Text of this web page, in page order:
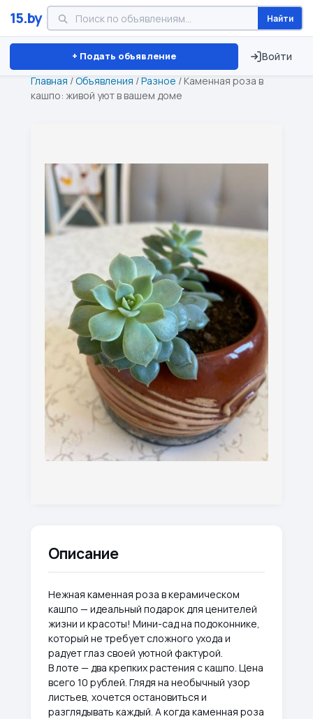
15.by Найти
+ Подать объявление Войти
Минск Витебск Брест ⏱ ТОЛЬКО 15 ДНЕЙ
Главная /Объявления /Разное / Каменная роза в
кашпо: живой уют в вашем доме
Описание
Нежная каменная роза в керамическом
кашпо — идеальный подарок для ценителей
жизни и красоты! Мини-сад на подоконнике,
который не требует сложного ухода и
радует глаз своей уютной фактурой.
В лоте — два крепких растения с кашпо. Цена
всего 10 рублей. Глядя на необычный узор
листьев, хочется остановиться и
разглядывать каждый. А когда каменная роза